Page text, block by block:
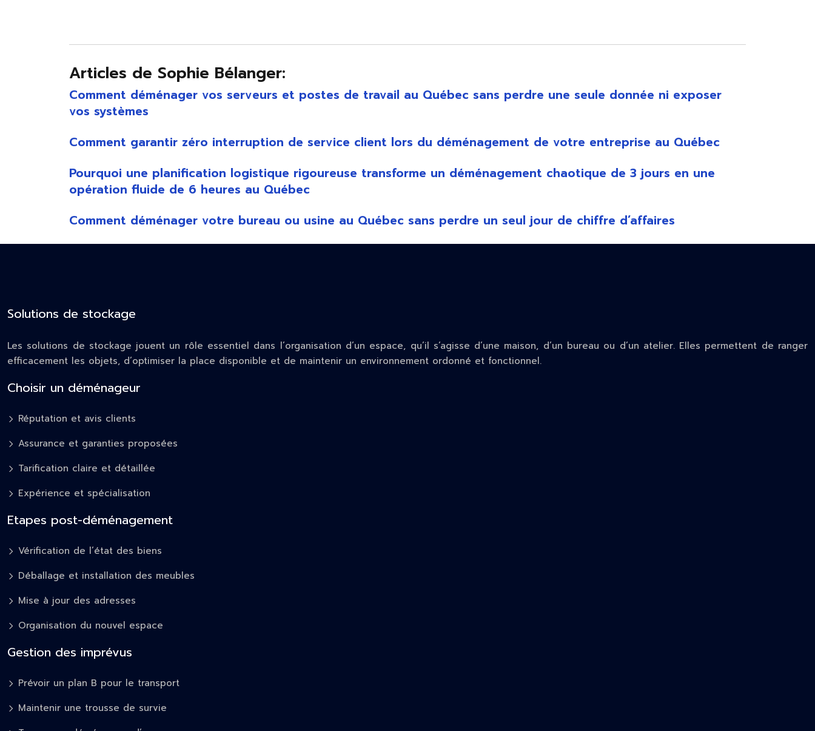
Articles de Sophie Bélanger:
Comment déménager vos serveurs et postes de travail au Québec sans perdre une seule donnée ni exposer
vos systèmes
Comment garantir zéro interruption de service client lors du déménagement de votre entreprise au Québec
Pourquoi une planification logistique rigoureuse transforme un déménagement chaotique de 3 jours en une
opération fluide de 6 heures au Québec
Comment déménager votre bureau ou usine au Québec sans perdre un seul jour de chiffre d’affaires
Solutions de stockage
Les solutions de stockage jouent un rôle essentiel dans l’organisation d’un espace, qu’il s’agisse d’une maison, d’un bureau ou d’un atelier. Elles permettent de ranger
efficacement les objets, d’optimiser la place disponible et de maintenir un environnement ordonné et fonctionnel.
Choisir un déménageur
Réputation et avis clients
Assurance et garanties proposées
Tarification claire et détaillée
Expérience et spécialisation
Etapes post-déménagement
Vérification de l’état des biens
Déballage et installation des meubles
Mise à jour des adresses
Organisation du nouvel espace
Gestion des imprévus
Prévoir un plan B pour le transport
Maintenir une trousse de survie